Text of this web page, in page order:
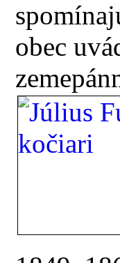
obec